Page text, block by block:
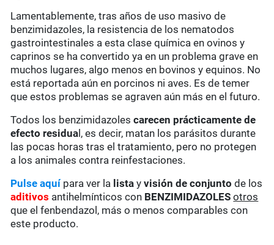
Lamentablemente, tras años de uso masivo de
benzimidazoles, la resistencia de los nematodos
gastrointestinales a esta clase química en ovinos y
caprinos se ha convertido ya en un problema grave en
muchos lugares, algo menos en bovinos y equinos. No
está reportada aún en porcinos ni aves. Es de temer
que estos problemas se agraven aún más en el futuro.
Todos los benzimidazolescarecen prácticamente de
efecto residua l, es decir, matan los parásitos durante
las pocas horas tras el tratamiento, pero no protegen
a los animales contra reinfestaciones.
Pulse aquípara ver la lista yvisión de conjunto de los
aditivos antihelmínticos con BENZIMIDAZOLES otros
que el fenbendazol, más o menos comparables con
este producto.